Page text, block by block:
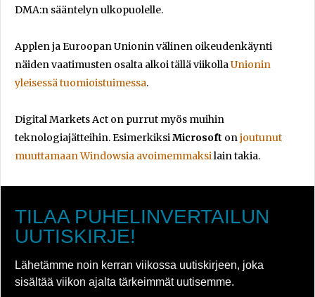
DMA:n sääntelyn ulkopuolelle.
Applen ja Euroopan Unionin välinen oikeudenkäynti
näiden vaatimusten osalta alkoi tällä viikollaUnionin
yleisessä tuomioistuimessa.
Digital Markets Act on purrut myös muihin
teknologiajätteihin. EsimerkiksiMicrosoft onjoutunut
muuttamaan Windowsia avoimemmaksilain takia.
TILAA PUHELINVERTAILUN
UUTISKIRJE!
Lähetämme noin kerran viikossa uutiskirjeen, joka
sisältää viikon ajalta tärkeimmät uutisemme.